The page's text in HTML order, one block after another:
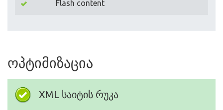
Flash content
ოპტიმიზაცია
XML საიტის რუკა